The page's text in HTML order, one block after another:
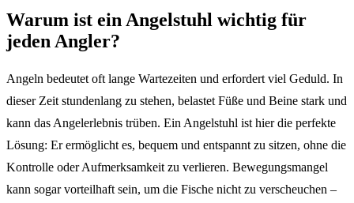
Warum ist ein Angelstuhl wichtig für
jeden Angler?
Angeln bedeutet oft lange Wartezeiten und erfordert viel Geduld. In
dieser Zeit stundenlang zu stehen, belastet Füße und Beine stark und
kann das Angelerlebnis trüben. Ein Angelstuhl ist hier die perfekte
Lösung: Er ermöglicht es, bequem und entspannt zu sitzen, ohne die
Kontrolle oder Aufmerksamkeit zu verlieren. Bewegungsmangel
kann sogar vorteilhaft sein, um die Fische nicht zu verscheuchen –